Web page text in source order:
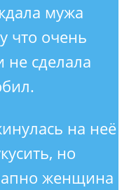
мужа
что очень
не сделала
на неё
но
женщина